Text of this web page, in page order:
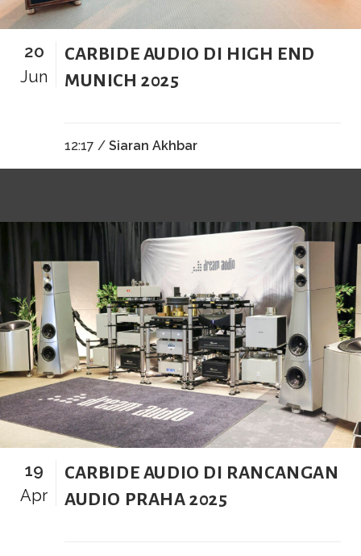
20
Jun
CARBIDE AUDIO DI HIGH END
MUNICH 2025
12:17 / Siaran Akhbar
19
Apr
CARBIDE AUDIO DI RANCANGAN
AUDIO PRAHA 2025